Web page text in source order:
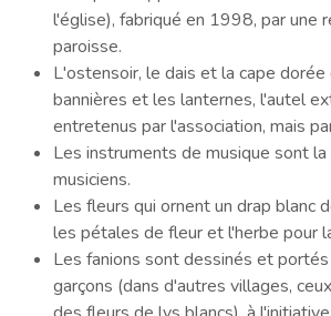
l'église), fabriqué en 1998, par une
paroisse.
L'ostensoir, le dais et la cape
bannières et les lanternes, l'autel
entretenus par l'association, mais
Les instruments de musique sont
musiciens.
Les fleurs qui ornent un drap blanc
les pétales de fleur et l'herbe pour
Les fanions sont dessinés et
garçons (dans d'autres villages,